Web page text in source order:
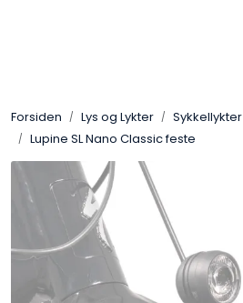
Forsiden Lys og Lykter Sykkellykter
Lupine SL Nano Classic feste
Bekledning
Lys og Lykter
Feltutstyr
Beskyttelsesutstyr